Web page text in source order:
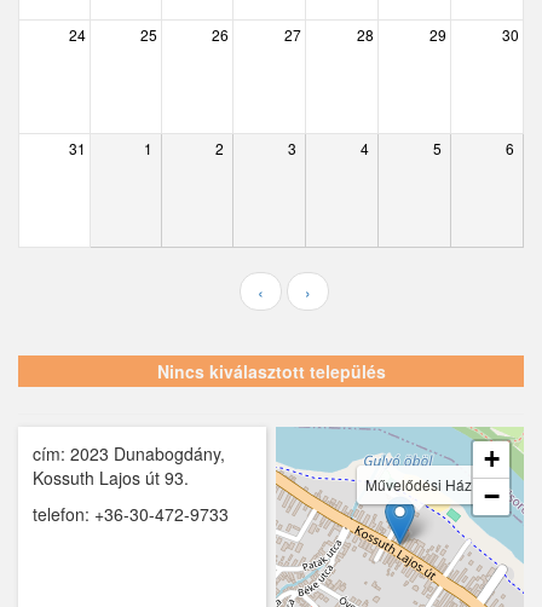
Dunabogdány
Hernád
Iklad
Ipolydamásd
24 25 26 27 28 29 30
31 1 2 3 4 5 6
‹ ›
Nincs kiválasztott település
cím: 2023 Dunabogdány,
Kossuth Lajos út 93.
telefon: +36-30-472-9733
Művelődési Ház
+
−